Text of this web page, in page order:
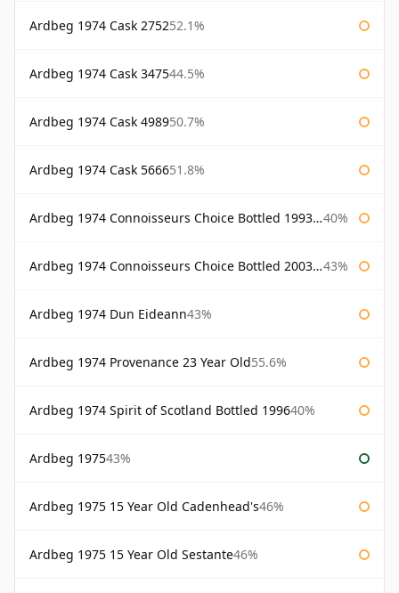
Ardbeg 1974 Cask 275252.1%
Ardbeg 1974 Cask 347544.5%
Ardbeg 1974 Cask 498950.7%
Ardbeg 1974 Cask 566651.8%
Ardbeg 1974 Connoisseurs Choice Bottled 1993 Gordon & Macphail 40%
Ardbeg 1974 Connoisseurs Choice Bottled 2003 Gordon & Macphail 43%
Ardbeg 1974 Dun Eideann43%
Ardbeg 1974 Provenance 23 Year Old55.6%
Ardbeg 1974 Spirit of Scotland Bottled 199640%
Ardbeg 197543%
Ardbeg 1975 15 Year Old Cadenhead's46%
Ardbeg 1975 15 Year Old Sestante46%